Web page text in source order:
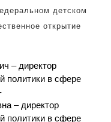
детском
открытие
– директор
политики в сфере
– директор
политики в сфере